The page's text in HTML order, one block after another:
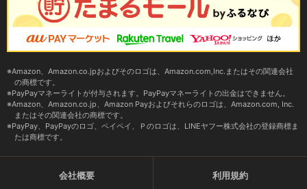
Amazon、Amazon.co.jpおよびそのロゴは、Amazon.com,Inc.またはその関連会社
の商標です。
PayPayマネーライトが付与されます。PayPayマネーライトの出金はできません。
Amazon、Amazon.co.jp、Amazon Payおよびそれらのロゴは、Amazon.com, Inc.
またはその関連会社の商標です。
PayPay、PayPayのロゴ、ペイペイ、Ｐのロゴは、LINEヤフー株式会社の登録商標ま
たは商標です。
会社概要 利用規約